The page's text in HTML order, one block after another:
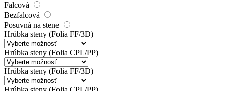
Falcová
Bezfalcová
Posuvná na stene
Hrúbka steny (Folia FF/3D)
Hrúbka steny (Folia CPL/PP)
Hrúbka steny (Folia FF/3D)